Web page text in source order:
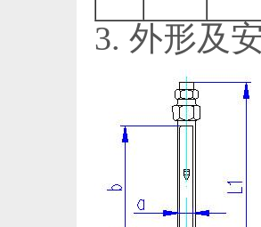
3. 外形及